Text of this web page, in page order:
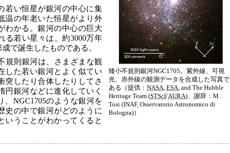
矮小不規則銀河NGC1705。紫外線、可視
光、赤外線の観測データを合成した写真で
ある（提供：NASA ,ESA , and The Hubble
Heritage Team (STScI/AURA)、謝辞：M.
Tosi (INAF, Osservatorio Astronomico di
Bologna)）
若い恒星が銀河の中心に集
温の年老いた恒星がより外
わかる。銀河の中心の巨大
る若い星々は、約3000万年
で誕生したものである。
規則銀河は、さまざまな観
した若い銀河とよく似てい
突したり合体したりしてさ
円銀河などに進化していく
、NGC1705のような銀河を
史の中で銀河がどのように
いうことがわかってくると